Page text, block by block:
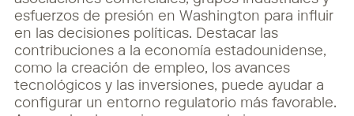
esfuerzos de presión en Washington para influir
en las decisiones políticas. Destacar las
contribuciones a la economía estadounidense,
como la creación de empleo, los avances
tecnológicos y las inversiones, puede ayudar a
configurar un entorno regulatorio más favorable.